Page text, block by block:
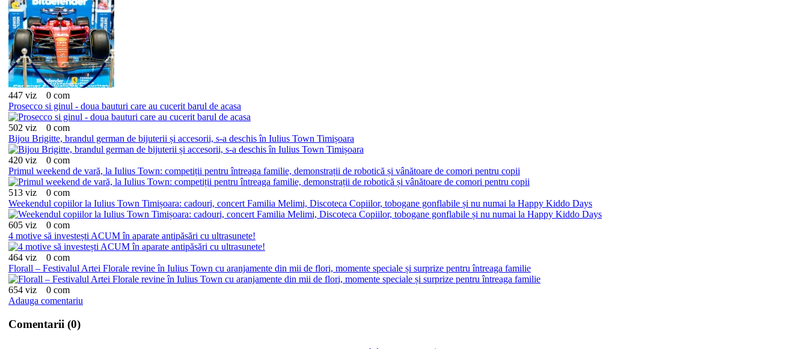
447 viz
0 com
Prosecco si ginul - doua bauturi care au cucerit barul de acasa
502 viz
0 com
Bijou Brigitte, brandul german de bijuterii și accesorii, s-a deschis în Iulius Town Timișoara
420 viz
0 com
Primul weekend de vară, la Iulius Town: competiții pentru întreaga familie, demonstrații de robotică și vânătoare de comori pentru copii
513 viz
0 com
Weekendul copiilor la Iulius Town Timișoara: cadouri, concert Familia Melimi, Discoteca Copiilor, tobogane gonflabile și nu numai la Happy Kiddo Days
605 viz
0 com
4 motive să investești ACUM în aparate antipăsări cu ultrasunete!
464 viz
0 com
Florall – Festivalul Artei Florale revine în Iulius Town cu aranjamente din mii de flori, momente speciale și surprize pentru întreaga familie
654 viz
0 com
Adauga comentariu
Comentarii (0)